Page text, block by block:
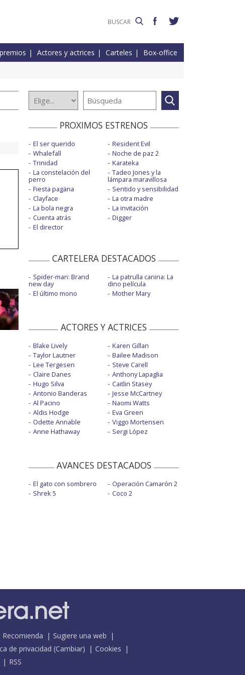
Actores y actrices Carteles Box-office
PROXIMOS ESTRENOS
El ser querido
Whalefall
Trinidad
La constelación del
perro
Fiesta pagäna
Clayface
La bola negra
Cuenta atrás
El director
Resident Evil
Noche de paz 2
Karateka
Tadeo Jones y la
lámpara maravillosa
Sentido y sensibilidad
La otra madre
La invitación
Digger
CARTELERA DESTACADOS
Spider-man: Brand
new day
El último mono
La patrulla canina: La
dino película
Mother Mary
ACTORES Y ACTRICES
Blake Lively
Taylor Lautner
Lee Tergesen
Claire Danes
Hugo Silva
Antonio Banderas
Al Pacino
Aldis Hodge
Odette Annable
Anne Hathaway
Karen Gillan
Bailee Madison
Steve Carell
Anthony Lapaglia
Caitlin Stasey
Jesse McCartney
Naomi Watts
Eva Green
Viggo Mortensen
Sergi López
AVANCES DESTACADOS
El gato con sombrero
Shrek 5
Operación Camarón 2
Coco 2
Recomienda
Sugiere una web
de privacidad (Cambiar)
Cookies
RSS